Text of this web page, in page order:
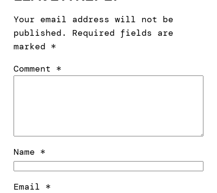
Your email address will not be
published.
Required fields are
marked *
Comment *
Name *
Email *